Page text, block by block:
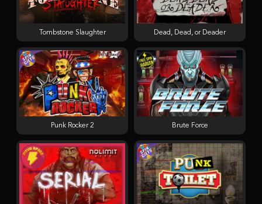
Dead, Dead, or Deader
Brute Force
Tombstone Slaughter
Punk Rocker 2